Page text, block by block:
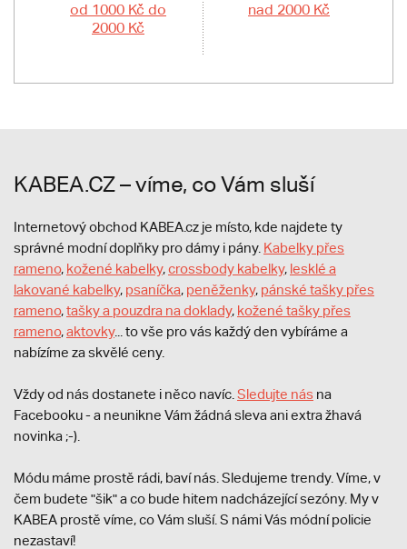
od 1000 Kč do
2000 Kč
nad 2000 Kč
KABEA.CZ – víme, co Vám sluší
Internetový obchod KABEA.cz je místo, kde najdete ty
správné modní doplňky pro dámy i pány. Kabelky přes
rameno, kožené kabelky,crossbody kabelky, lesklé a
lakované kabelky, psaníčka, peněženky, pánské tašky přes
rameno,tašky a pouzdra na doklady, kožené tašky přes
rameno,aktovky... to vše pro vás každý den vybíráme a
nabízíme za skvělé ceny.
Vždy od nás dostanete i něco navíc. Sledujte nás na
Facebooku - a neunikne Vám žádná sleva ani extra žhavá
novinka ;-).
Módu máme prostě rádi, baví nás. Sledujeme trendy. Víme, v
čem budete "šik" a co bude hitem nadcházející sezóny. My v
KABEA prostě víme, co Vám sluší. S námi Vás módní policie
nezastaví!